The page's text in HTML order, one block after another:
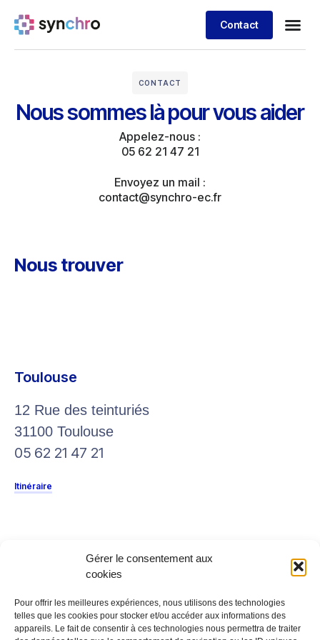
Gérer le consentement aux
cookies
Pour offrir les meilleures expériences, nous utilisons des technologies
telles que les cookies pour stocker et/ou accéder aux informations des
appareils. Le fait de consentir à ces technologies nous permettra de traiter
Contact
CONTACT
Nous sommes là pour vous aider
Appelez-nous :
05 62 21 47 21
Envoyez un mail :
contact@synchro-ec.fr
Nous trouver
Toulouse
12 Rue des teinturiés
31100 Toulouse
05 62 21 47 21
Itinéraire
12 Rue des teinturiés
T: 05 62 21 47 21
E: contact@synchro-ec.fr